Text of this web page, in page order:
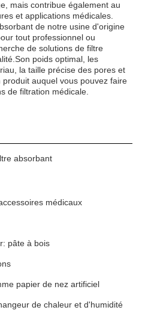
mais contribue également au
et applications médicales.
de notre usine d'origine
tout professionnel ou
de solutions de filtre
poids optimal, les
la taille précise des pores et
auquel vous pouvez faire
de filtration médicale.
absorbant
médicaux
pâte à bois
papier de nez artificiel
de chaleur et d'humidité